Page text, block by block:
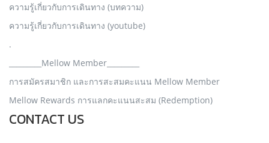
ความรู้เกี่ยวกับการเดินทาง (บทความ)
ความรู้เกี่ยวกับการเดินทาง (youtube)
.
_________Mellow Member_________
การสมัครสมาชิก และการสะสมคะแนน Mellow Member
Mellow Rewards การแลกคะแนนสะสม (Redemption)
CONTACT US